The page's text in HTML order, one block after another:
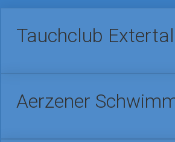
Tauchclub
Aerzener